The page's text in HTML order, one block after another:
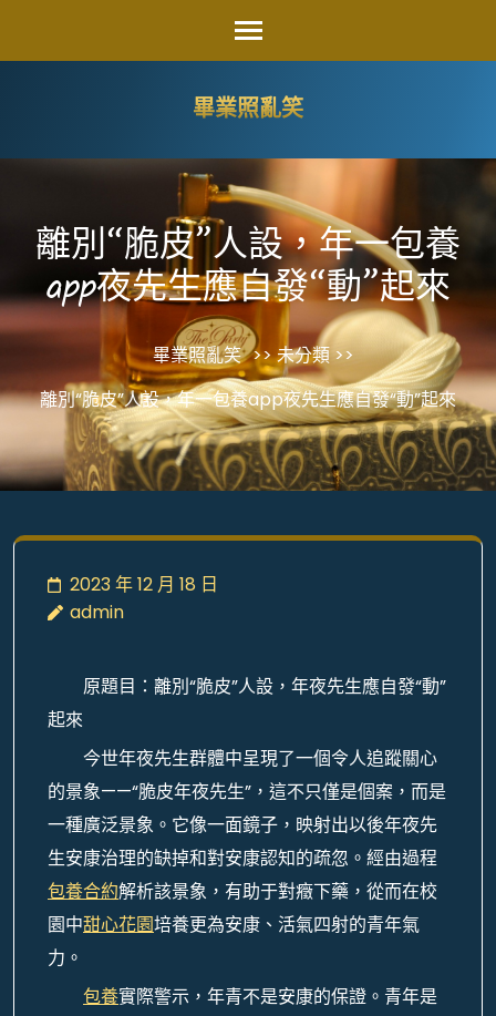
畢業照亂笑
離別“脆皮”人設，年一包養
app夜先生應自發“動”起來
畢業照亂笑 >> 未分類 >>
離別“脆皮”人設，年一包養app夜先生應自發“動”起來
2023 年 12 月 18 日
admin
原題目：離別“脆皮”人設，年夜先生應自發“動”
起來
今世年夜先生群體中呈現了一個令人追蹤關心
的景象——“脆皮年夜先生”，這不只僅是個案，而是
一種廣泛景象。它像一面鏡子，映射出以後年夜先
生安康治理的缺掉和對安康認知的疏忽。經由過程
包養合約解析該景象，有助于對癥下藥，從而在校
園中甜心花園培養更為安康、活氣四射的青年氣
力。
包養實際警示，年青不是安康的保證。青年是